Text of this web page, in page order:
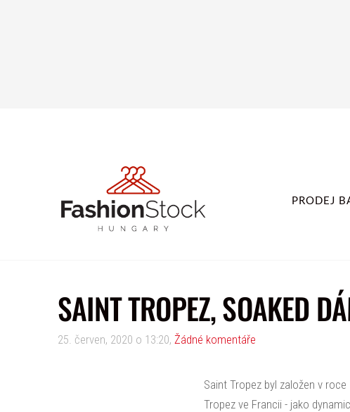
PRODEJ
SAINT TROPEZ, SOAKED
25. červen, 2020 o 13:20, Žádné komentáře
Saint Tropez byl založen v
Tropez ve Francii - jako